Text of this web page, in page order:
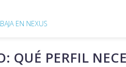
EN NEXUS
QUÉ PERFIL